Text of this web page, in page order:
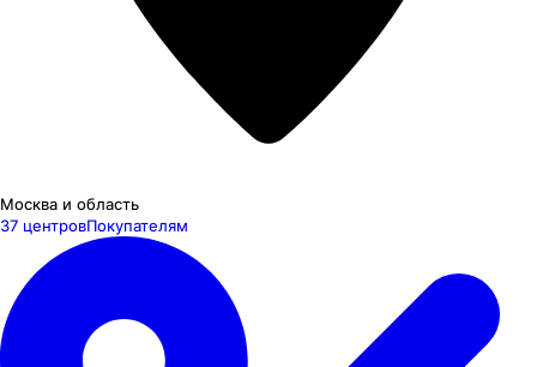
Москва и область
37 центровПокупателям